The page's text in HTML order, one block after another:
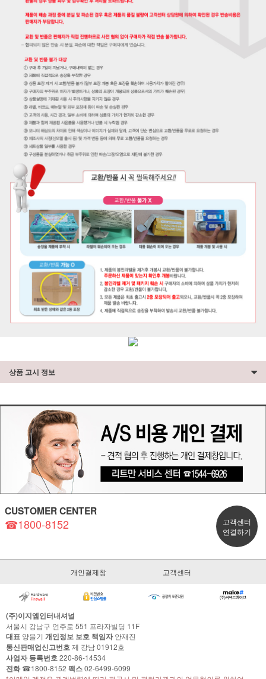
상품 고시 정보
CUSTOMER CENTER
☎1800-8152
고객센터
연결하기
개인결제창 고객센터
(주)이지엠인터내셔널
서울시 강남구 언주로 551 프라자빌딩 11F
대표 양을기 개인정보 보호 책임자안재진
통신판매업신고번호제 강남 01912호
사업자 등록번호220-86-14534
전화☎1800-8152 팩스02-6499-6099